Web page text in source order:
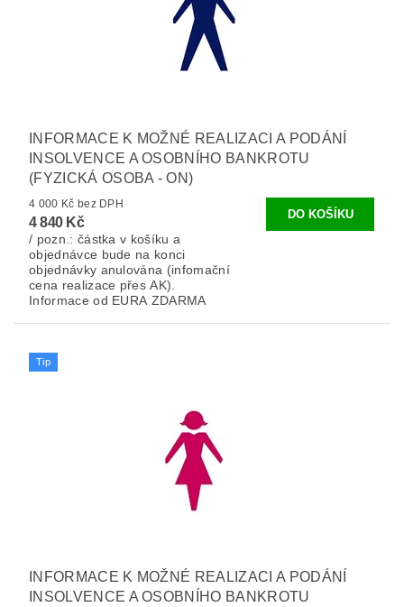
INFORMACE K MOŽNÉ REALIZACI A PODÁNÍ
INSOLVENCE A OSOBNÍHO BANKROTU
(FYZICKÁ OSOBA - ON)
4 000 Kč bez DPH
4 840 Kč
/ pozn.: částka v košíku a
objednávce bude na konci
objednávky anulována (infomační
cena realizace přes AK).
Informace od EURA ZDARMA
Tip
INFORMACE K MOŽNÉ REALIZACI A PODÁNÍ
INSOLVENCE A OSOBNÍHO BANKROTU